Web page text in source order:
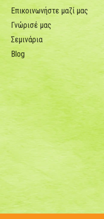
Επικοινωνήστε μαζί μας
Γνώρισέ μας
Σεμινάρια
Blog